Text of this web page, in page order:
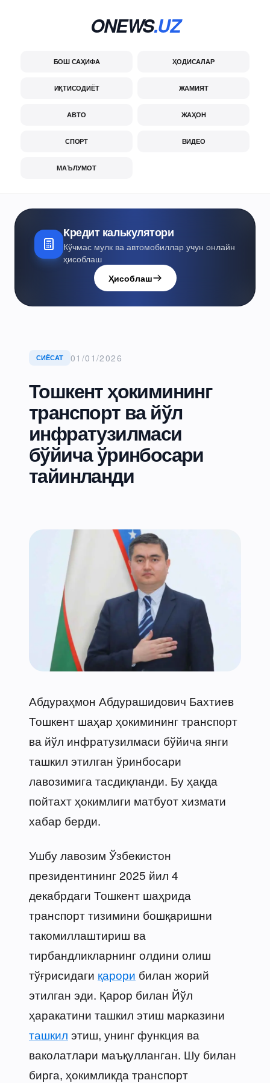
ONEWS.UZ
БОШ САҲИФА ҲОДИСАЛАР
ИҚТИСОДИЁТ ЖАМИЯТ
АВТО ЖАҲОН
СПОРТ ВИДЕО
МАЪЛУМОТ
Кредит калькулятори
Кўчмас мулк ва автомобиллар учун онлайн
ҳисоблаш
Ҳисоблаш
СИЁСАТ 01/01/2026
Тошкент ҳокимининг
транспорт ва йўл
инфратузилмаси
бўйича ўринбосари
тайинланди
Абдураҳмон Абдурашидович Бахтиев
Тошкент шаҳар ҳокимининг транспорт
ва йўл инфратузилмаси бўйича янги
ташкил этилган ўринбосари
лавозимига тасдиқланди. Бу ҳақда
пойтахт ҳокимлиги матбуот хизмати
хабар берди.
Ушбу лавозим Ўзбекистон
президентининг 2025 йил 4
декабрдаги Тошкент шаҳрида
транспорт тизимини бошқаришни
такомиллаштириш ва
тирбандликларнинг олдини олиш
тўғрисидаги қарори билан жорий
этилган эди. Қарор билан Йўл
ҳаракатини ташкил этиш марказини
ташкил этиш, унинг функция ва
ваколатлари маъқулланган. Шу билан
бирга, ҳокимликда транспорт